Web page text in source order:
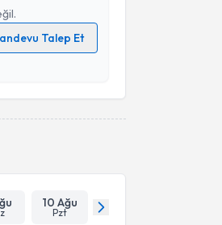
Talep Et
10 Ağu
Pzt